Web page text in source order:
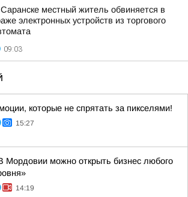
местный житель обвиняется в
электронных устройств из торгового
09:03
которые не спрятать за пикселями!
15:27
Мордовии можно открыть бизнес любого
14:19